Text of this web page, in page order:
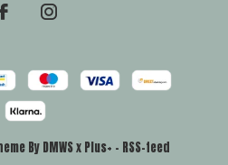
By DMWSx Plus+ - RSS-feed